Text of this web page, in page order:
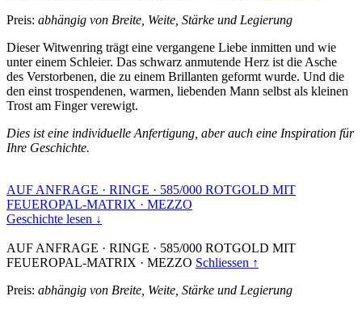
Preis: abhängig von Breite, Weite, Stärke und Legierung
Dieser Witwenring trägt eine vergangene Liebe inmitten und wie
unter einem Schleier. Das schwarz anmutende Herz ist die Asche
des Verstorbenen, die zu einem Brillanten geformt wurde. Und die
den einst trospendenen, warmen, liebenden Mann selbst als kleinen
Trost am Finger verewigt.
Dies ist eine individuelle Anfertigung, aber auch eine Inspiration für
Ihre Geschichte.
AUF ANFRAGE · RINGE · 585/000 ROTGOLD MIT
FEUEROPAL-MATRIX · MEZZO
Geschichte lesen ↓
AUF ANFRAGE · RINGE · 585/000 ROTGOLD MIT
FEUEROPAL-MATRIX · MEZZO Schliessen ↑
Preis: abhängig von Breite, Weite, Stärke und Legierung